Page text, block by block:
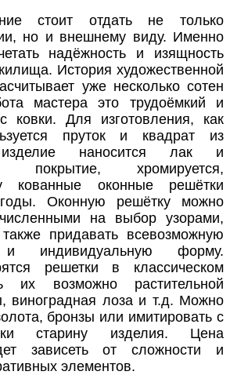
стоит отдать не только
но и внешнему виду. Именно
надёжность и изящность
История художественной
уже несколько сотен
мастера это трудоёмкий и
ковки. Для изготовления, как
пруток и квадрат из
наносится лак и
покрытие, хромируется,
кованные оконные решётки
Оконную решётку можно
на выбор узорами,
придавать всевозможную
и индивидуальную форму.
решетки в классическом
их возможно растительной
виноградная лоза и т.д. Можно
бронзы или имитировать с
старину изделия. Цена
зависеть от сложности и
элементов.